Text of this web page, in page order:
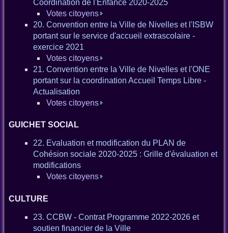
Coordination de l'Enfance 2020-2025
Votes citoyens
20. Convention entre la Ville de Nivelles et l'ISBW
portant sur le service d'accueil extrascolaire -
exercice 2021
Votes citoyens
21. Convention entre la Ville de Nivelles et l'ONE
portant sur la coordination Accueil Temps Libre -
Actualisation
Votes citoyens
GUICHET SOCIAL
22. Evaluation et modification du PLAN de
Cohésion sociale 2020-2025 : Grille d'évaluation et
modifications
Votes citoyens
CULTURE
23. CCBW - Contrat Programme 2022-2026 et
soutien financier de la Ville